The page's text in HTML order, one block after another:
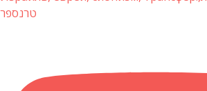
טרנספר